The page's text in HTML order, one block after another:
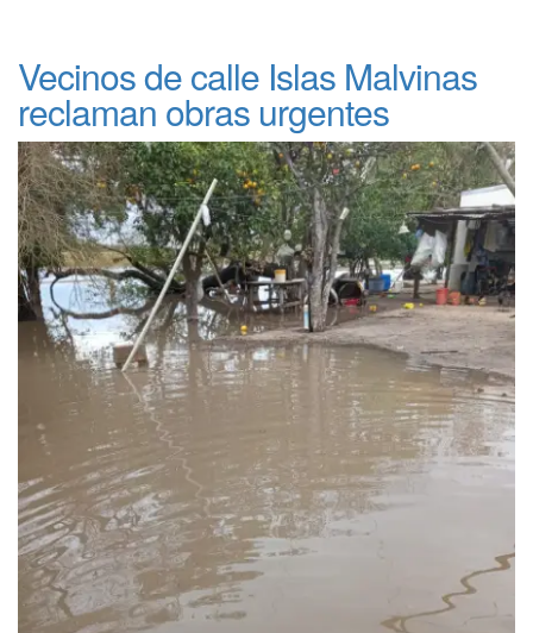
Vecinos de calle Islas Malvinas
reclaman obras urgentes